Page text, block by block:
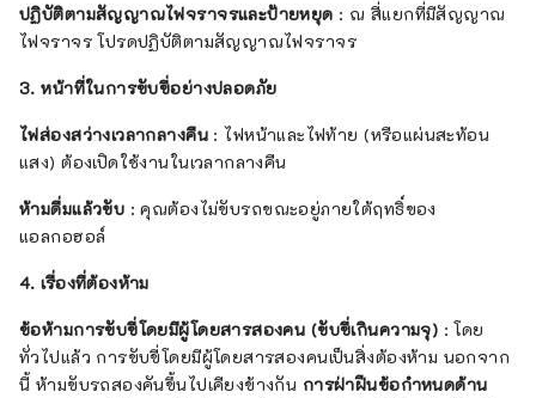
ปฏิบัติตามสัญญาณไฟจราจรและป้ายหยุด : ณ สี่แยกที่มีสัญญาณ
ไฟจราจร โปรดปฏิบัติตามสัญญาณไฟจราจร
3. หน้าที่ในการขับขี่อย่างปลอดภัย
ไฟส่องสว่างเวลากลางคืน: ไฟหน้าและไฟท้าย (หรือแผ่นสะท้อน
แสง) ต้องเปิดใช้งานในเวลากลางคืน
ห้ามดื่มแล้วขับ : คุณต้องไม่ขับรถขณะอยู่ภายใต้ฤทธิ์ของ
แอลกอฮอล์
4. เรื่องที่ต้องห้าม
ข้อห้ามการขับขี่โดยมีผู้โดยสารสองคน (ขับขี่เกินความจุ) : โดย
ทั่วไปแล้ว การขับขี่โดยมีผู้โดยสารสองคนเป็นสิ่งต้องห้าม นอกจาก
นี้ ห้ามขับรถสองคันขึ้นไปเคียงข้างกัน การฝ่าฝืนข้อกำหนดด้าน